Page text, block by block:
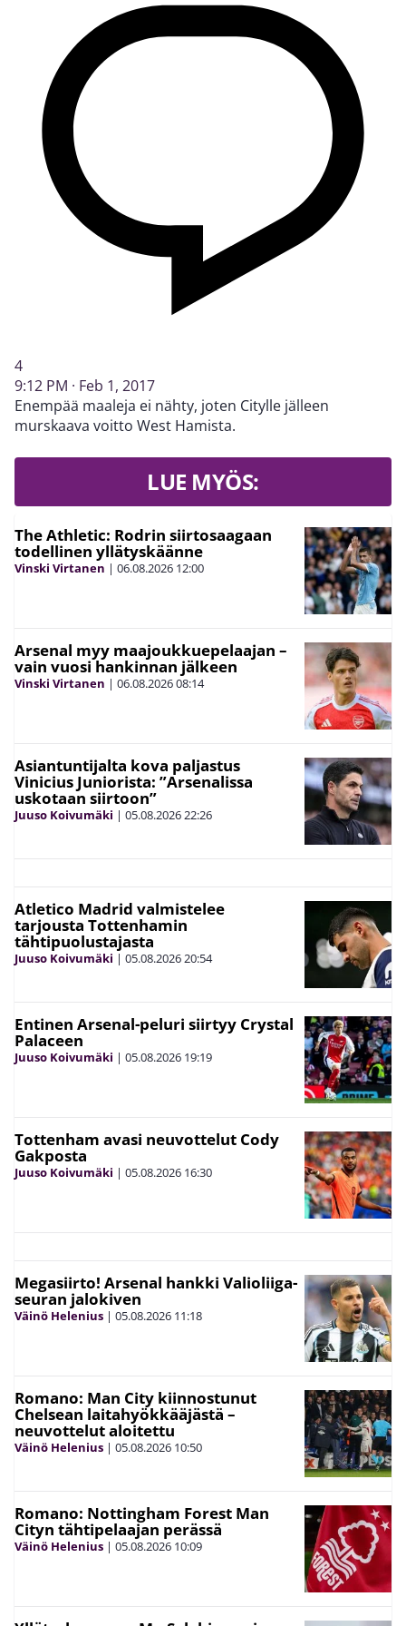
4
9:12 PM · Feb 1, 2017
Enempää maaleja ei nähty, joten Citylle jälleen
murskaava voitto West Hamista.
LUE MYÖS:
The Athletic: Rodrin siirtosaagaan
todellinen yllätyskäänne
Vinski Virtanen | 06.08.2026 12:00
Arsenal myy maajoukkuepelaajan –
vain vuosi hankinnan jälkeen
Vinski Virtanen | 06.08.202608:14
Asiantuntijalta kova paljastus
Vinicius Juniorista: ”Arsenalissa
uskotaan siirtoon”
Juuso Koivumäki | 05.08.202622:26
Atletico Madrid valmistelee
tarjousta Tottenhamin
tähtipuolustajasta
Juuso Koivumäki | 05.08.202620:54
Entinen Arsenal-peluri siirtyy Crystal
Palaceen
Juuso Koivumäki | 05.08.2026 19:19
Tottenham avasi neuvottelut Cody
Gakposta
Juuso Koivumäki | 05.08.2026 16:30
Megasiirto! Arsenal hankki Valioliiga-
seuran jalokiven
Väinö Helenius | 05.08.2026 11:18
Romano: Man City kiinnostunut
Chelsean laitahyökkääjästä –
neuvottelut aloitettu
Väinö Helenius | 05.08.2026 10:50
Romano: Nottingham Forest Man
Cityn tähtipelaajan perässä
Väinö Helenius | 05.08.2026 10:09